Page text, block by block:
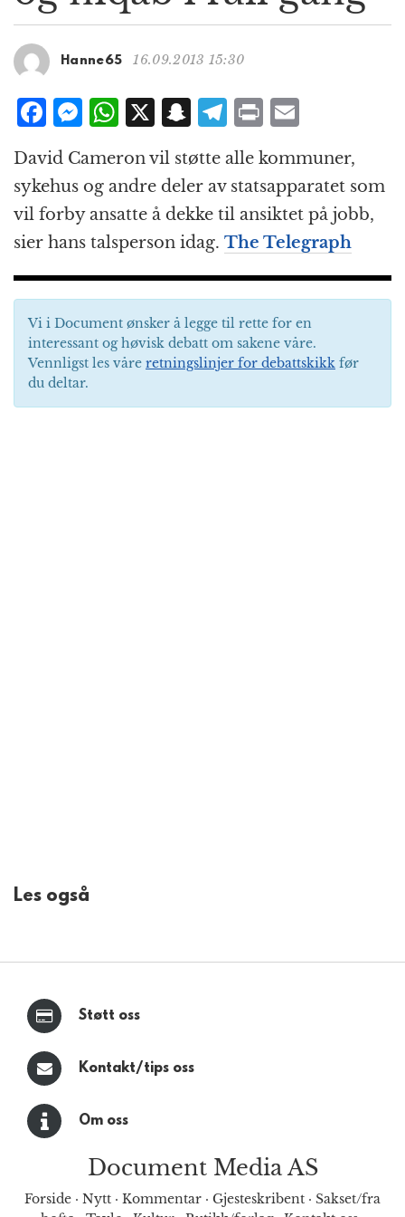
t
n
Hanne65 16.09.2013 15:30
F
a
c
e
b
o
o
k
M
ss
e
n
g
e
r
W
at
s
A
p
p
X S
a
p
c
h
at
T
el
e
g
r
a
m
P
n
t
ai
l
David Cameron vil støtte alle kommuner,
sykehus og andre deler av statsapparatet som
vil forby ansatte å dekke til ansiktet på jobb,
sier hans talsperson idag. The Telegraph
Vi i Document ønsker å legge til rette for en
interessant og høvisk debatt om sakene våre.
Vennligst les våre retningslinjer for debattskikk før
du deltar.
Les også
Støtt oss
Kontakt/tips oss
Om oss
Document Media AS
Forside · Nytt · Kommentar · Gjesteskribent · Sakset/fra